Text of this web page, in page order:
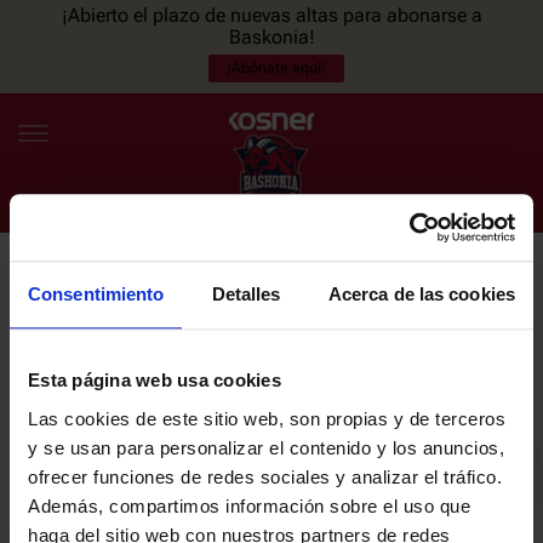
Consentimiento Detalles Acerca de las cookies
Esta página web usa cookies
Las cookies de este sitio web, son propias y de terceros
y se usan para personalizar el contenido y los anuncios,
ofrecer funciones de redes sociales y analizar el tráfico.
Además, compartimos información sobre el uso que
haga del sitio web con nuestros partners de redes
¡Abierto el plazo de nuevas altas para abonarse a
Baskonia!
¡Abónate aquí!
ES EU
NOTICIAS
PLANTILLA
ENTRADAS
NEWSLETTER
últimas noticias y promociones del club.
Email
He leído y acepto laPolítica de privacidaddel SASKI BASKONIA